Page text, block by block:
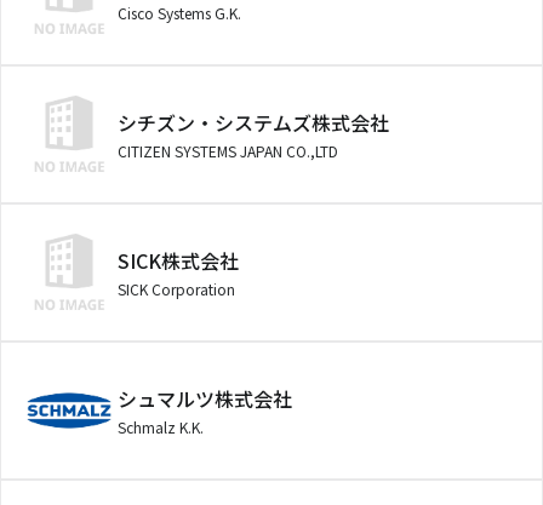
Cisco Systems G.K.
シチズン・システムズ株式会社
CITIZEN SYSTEMS JAPAN CO.,LTD
SICK株式会社
SICK Corporation
シュマルツ株式会社
Schmalz K.K.